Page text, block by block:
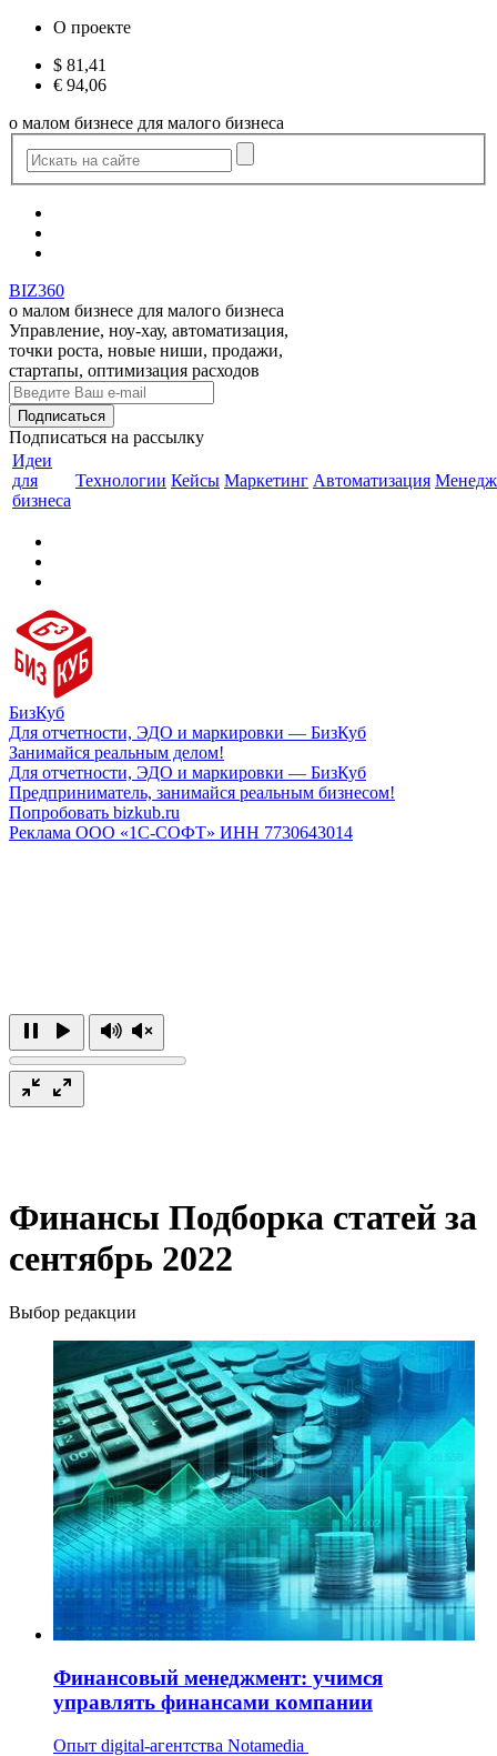
О проекте
$ 81,41
€ 94,06
о малом бизнесе для малого бизнеса
BIZ360
о малом бизнесе для малого бизнеса
Управление, ноу-хау, автоматизация,
точки роста, новые ниши, продажи,
стартапы, оптимизация расходов
Подписаться на рассылку
Идеи
для
бизнеса
Технологии Кейсы Маркетинг Автоматизация
БизКуб
Для отчетности, ЭДО и маркировки — БизКуб
Занимайся реальным делом!
Для отчетности, ЭДО и маркировки — БизКуб
Предприниматель, занимайся реальным бизнесом!
Попробовать bizkub.ru
Реклама ООО «1С-СОФТ» ИНН 7730643014
Финансы Подборка статей за
сентябрь 2022
Выбор редакции
Финансовый менеджмент: учимся
управлять финансами компании
Опыт digital-агентства Notamedia